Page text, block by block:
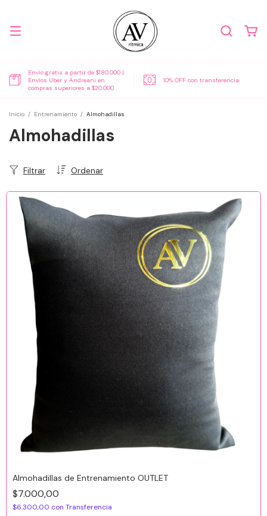
Envío gratis a partir de $180.000 |
Envíos Uber y Andreani en
compras superiores a $20.000
10% OFF con transferencia
Inicio / Entrenamiento / Almohadillas
Almohadillas
Ordenar
Filtrar
Almohadillas de Entrenamiento OUTLET
$7.000,00
$6.300,00 con Transferencia